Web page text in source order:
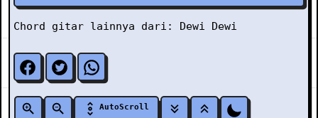
Chord gitar lainnya dari: Dewi Dewi
AutoScroll